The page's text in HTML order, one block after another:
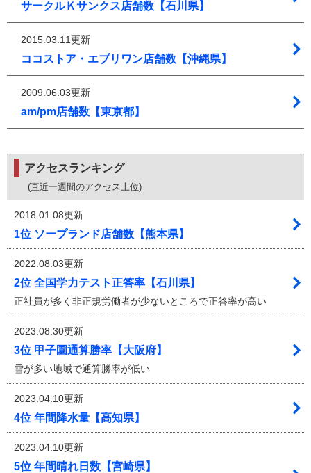
サークルＫサンクス店舗数【石川県】
2015.03.11更新
ココストア・エブリワン店舗数【沖縄県】
2009.06.03更新
am/pm店舗数【東京都】
アクセスランキング
(直近一週間のアクセス上位)
2018.01.08更新
1位 ソープランド店舗数【熊本県】
2022.08.03更新
2位 全国学力テスト正答率【石川県】
正社員が多く非正規労働者が少ないところで正答率が高い
2023.08.30更新
3位 甲子園通算勝率【大阪府】
雪が多い地域で通算勝率が低い
2023.04.10更新
4位 年間降水量【高知県】
2023.04.10更新
5位 年間晴れ日数【宮崎県】